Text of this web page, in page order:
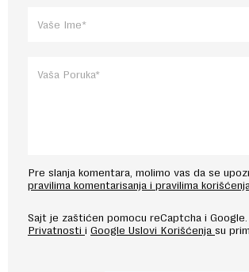
Pre slanja komentara, molimo vas da se
pravilima komentarisanja i pravilima
Sajt je zaštićen pomocu reCaptcha i Google.
Privatnosti i Google Uslovi Korišćenja su